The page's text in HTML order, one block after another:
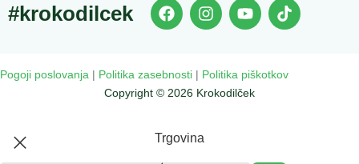
#krokodilcek
Copyright © 2026 Krokodilček
Pogoji poslovanja | Politika zasebnosti | Politika piškotkov
Trgovina